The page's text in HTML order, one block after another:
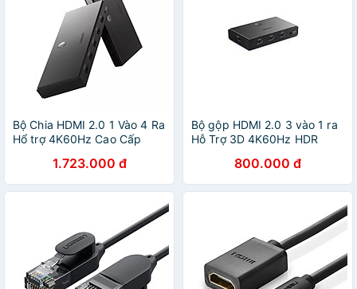
Bộ Chia HDMI 2.0 1 Vào 4 Ra
Hổ trợ 4K60Hz Cao Cấp
1.723.000 đ
Bộ gộp HDMI 2.0 3 vào 1 ra
Hỗ Trợ 3D 4K60Hz HDR
800.000 đ